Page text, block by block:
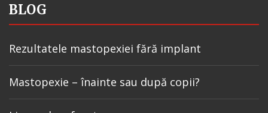
BLOG
Rezultatele mastopexiei fără implant
Mastopexie – înainte sau după copii?